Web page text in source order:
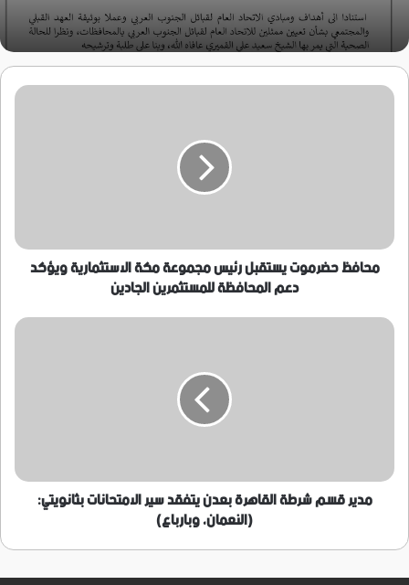
محافظ
دعمالمحافظة
للمستثمرين
محافظ حضرموت يستقبل رئيس مجموعة مكة الاستثمارية ويؤكد
دعم المحافظة للمستثمرين الجادين
مدير
بثانويتي:
(النعمان،
وبارباع)
مدير قسم شرطة القاهرة بعدن يتفقد سير الامتحانات بثانويتي:
(النعمان، وبارباع)